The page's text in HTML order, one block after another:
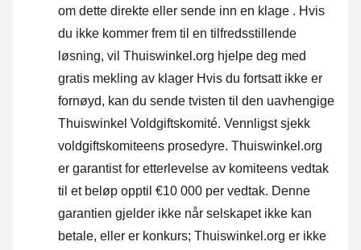
om dette direkte eller sende inn en klage . Hvis
du ikke kommer frem til en tilfredsstillende
løsning, vil Thuiswinkel.org hjelpe deg med
gratis mekling av klager Hvis du fortsatt ikke er
fornøyd, kan du sende tvisten til den uavhengige
Thuiswinkel Voldgiftskomité. Vennligst sjekk
voldgiftskomiteens prosedyre. Thuiswinkel.org
er garantist for etterlevelse av komiteens vedtak
til et beløp opptil €10 000 per vedtak. Denne
garantien gjelder ikke når selskapet ikke kan
betale, eller er konkurs; Thuiswinkel.org er ikke